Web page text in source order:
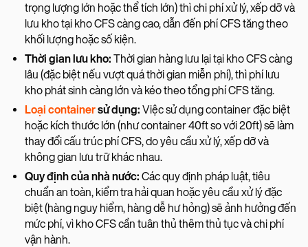
trọng lượng lớn hoặc thể tích lớn) thì chi phí xử lý, xếp dỡ và
lưu kho tại kho CFS càng cao, dẫn đến phí CFS tăng theo
khối lượng hoặc số kiện.
Thời gian lưu kho: Thời gian hàng lưu lại tại kho CFS càng
lâu (đặc biệt nếu vượt quá thời gian miễn phí), thì phí lưu
kho phát sinh càng lớn và kéo theo tổng phí CFS tăng.
Loại containersử dụng: Việc sử dụng container đặc biệt
hoặc kích thước lớn (như container 40ft so với 20ft) sẽ làm
thay đổi cấu trúc phí CFS, do yêu cầu xử lý, xếp dỡ và
không gian lưu trữ khác nhau.
Quy định của nhà nước: Các quy định pháp luật, tiêu
chuẩn an toàn, kiểm tra hải quan hoặc yêu cầu xử lý đặc
biệt (hàng nguy hiểm, hàng dễ hư hỏng) sẽ ảnh hưởng đến
mức phí, vì kho CFS cần tuân thủ thêm thủ tục và chi phí
vận hành.